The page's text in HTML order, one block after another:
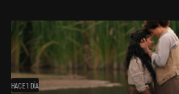
HACE 1 DÍA